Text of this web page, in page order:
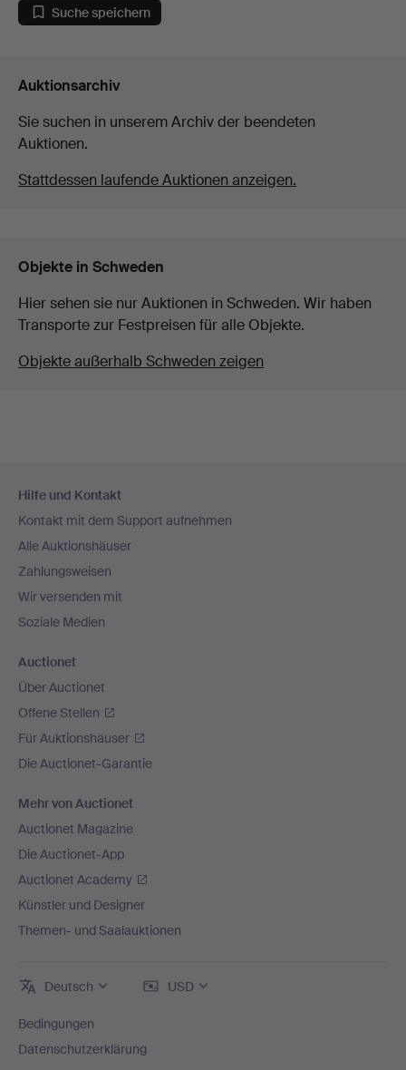
Suche speichern
Auktionsarchiv
Sie suchen in unserem Archiv der beendeten
Auktionen.
Stattdessen laufende Auktionen anzeigen.
Objekte in Schweden
Hier sehen sie nur Auktionen in Schweden. Wir haben
Transporte zur Festpreisen für alle Objekte.
Objekte außerhalb Schweden zeigen
Navigation
Hilfe und Kontakt
Kontakt mit dem Support aufnehmen
Alle Auktionshäuser
Zahlungsweisen
Wir versenden mit
Soziale Medien
Auctionet
Über Auctionet
Offene Stellen
Für Auktionshäuser
Die Auctionet-Garantie
Mehr von Auctionet
Auctionet Magazine
Die Auctionet-App
Auctionet Academy
Künstler und Designer
Themen- und Saalauktionen
Deutsch USD
Bedingungen
Datenschutzerklärung